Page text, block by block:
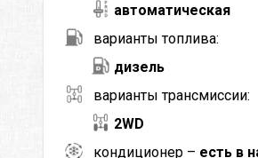
автоматическая
варианты топлива:
дизель
варианты трансмиссии:
2WD
кондиционер – есть в